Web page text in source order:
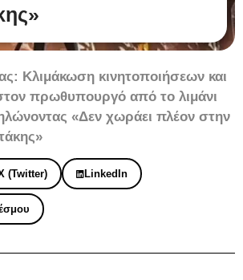
Κλιμάκωση κινητοποιήσεων και
πρωθυπουργό από το λιμάνι
«Δεν χωράει πλέον στην
(Twitter) LinkedIn